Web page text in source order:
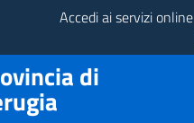
Accedi ai servizi online
di